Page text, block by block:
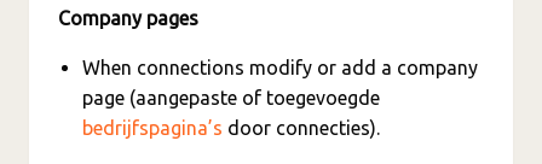
Company pages
When connections modify or add a company
page (aangepaste of toegevoegde
bedrijfspagina’s door connecties).